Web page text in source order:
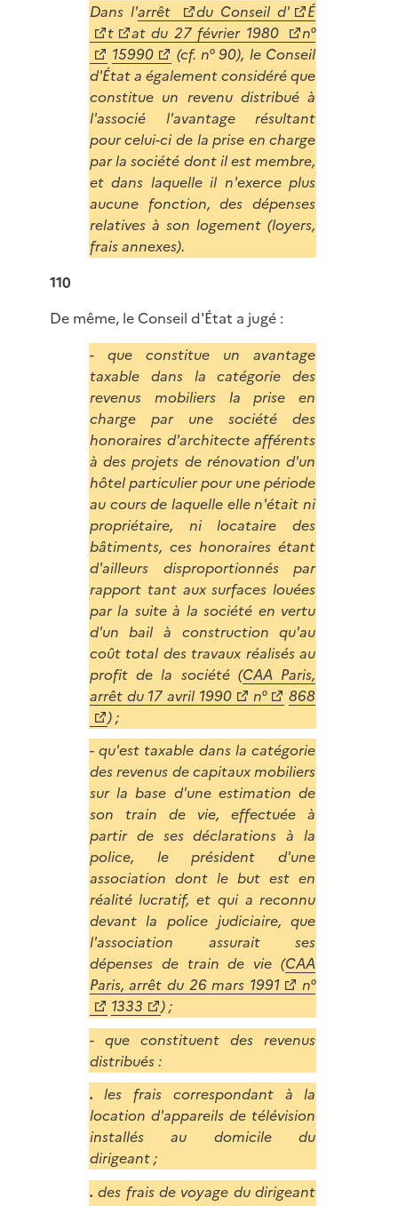
Dans l'arrêt du Conseil d'
É
t
at du 27 février 1980
n°
15990
(cf. n° 90), le Conseil
d'État a également considéré que
constitue un revenu distribué à
l'associé l'avantage résultant
pour celui-ci de la prise en charge
par la société dont il est membre,
et dans laquelle il n'exerce plus
aucune fonction, des dépenses
relatives à son logement (loyers,
frais annexes).
110
De même, le Conseil d'État a jugé :
- que constitue un avantage
taxable dans la catégorie des
revenus mobiliers la prise en
charge par une société des
honoraires d'architecte afférents
à des projets de rénovation d'un
hôtel particulier pour une période
au cours de laquelle elle n'était ni
propriétaire, ni locataire des
bâtiments, ces honoraires étant
d'ailleurs disproportionnés par
rapport tant aux surfaces louées
par la suite à la société en vertu
d'un bail à construction qu'au
coût total des travaux réalisés au
profit de la société (CAA Paris,
arrêt du 17 avril 1990
n°
868
) ;
- qu'est taxable dans la catégorie
des revenus de capitaux mobiliers
sur la base d'une estimation de
son train de vie, effectuée à
partir de ses déclarations à la
police, le président d'une
association dont le but est en
réalité lucratif, et qui a reconnu
devant la police judiciaire, que
l'association assurait ses
dépenses de train de vie (CAA
Paris, arrêt du 26 mars 1991
n°
1333
) ;
- que constituent des revenus
distribués :
. les frais correspondant à la
location d'appareils de télévision
installés au domicile du
dirigeant ;
. des frais de voyage du dirigeant